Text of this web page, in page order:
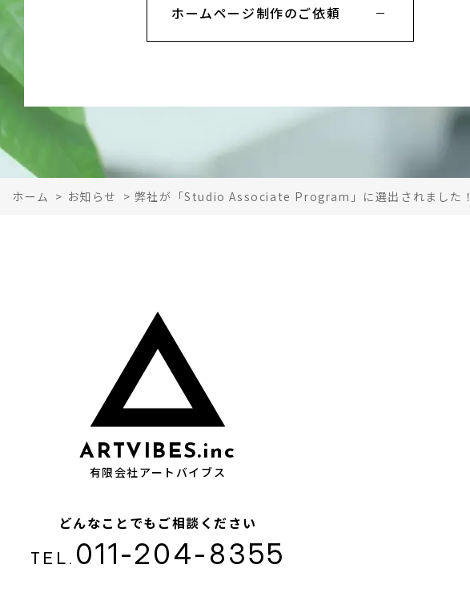
ホームページ制作のご依頼
ホーム > お知らせ > 弊社が「Studio Associate Program」に選出されました！
ARTVIBES.inc
有限会社アートバイブス
どんなことでもご相談ください
TEL. 011-204-8355